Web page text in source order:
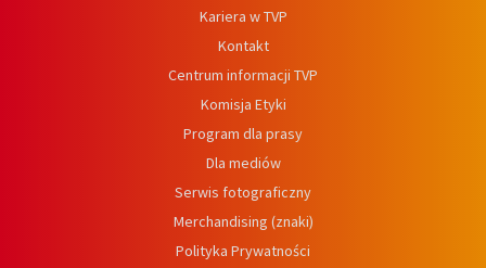
Kariera w TVP
Kontakt
Centrum informacji TVP
Komisja Etyki
Program dla prasy
Dla mediów
Serwis fotograficzny
Merchandising (znaki)
Polityka Prywatności